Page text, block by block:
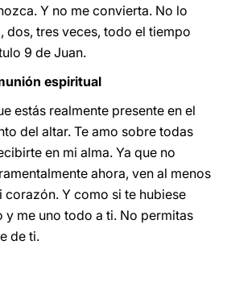
Y no me convierta. No lo
dos, tres veces, todo el tiempo
9 de Juan.
espiritual
estás realmente presente en el
del altar. Te amo sobre todas
en mi alma. Ya que no
ahora, ven al menos
corazón. Y como si te hubiese
y me uno todo a ti. No permitas
de ti.